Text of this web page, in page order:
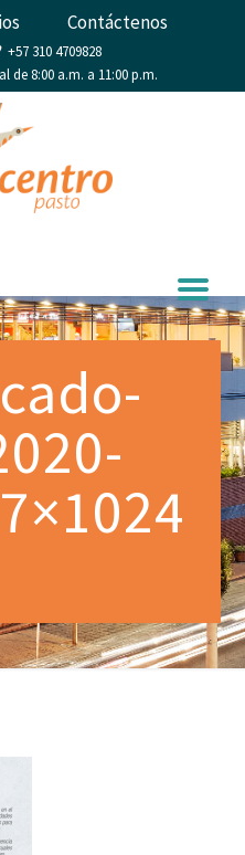
Contáctenos
+57 310 4709828
8:00 a.m. a 11:00 p.m.